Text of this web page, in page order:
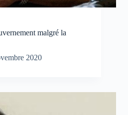
malgré la
2020